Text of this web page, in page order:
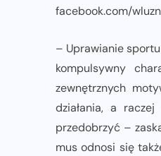
facebook.com/
– Uprawianie
kompulsywny
zewnętrznych
działania, a
przedobrzyć –
mus odnosi się